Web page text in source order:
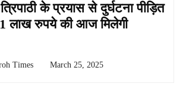
के प्रयास से दुर्घटना पीड़ित
1 लाख रुपये की आज मिलेगी
Times March 25, 2025